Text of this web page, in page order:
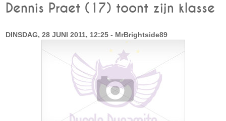
Dennis Praet (17) toont zijn klasse
DINSDAG, 28 JUNI 2011, 12:25 - MrBrightside89